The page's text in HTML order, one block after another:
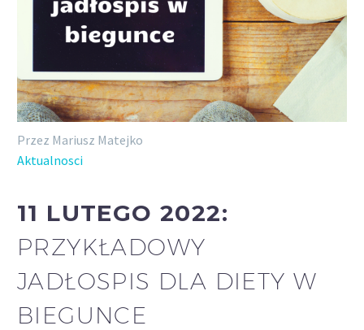
Przez Mariusz Matejko
Aktualnosci
11 LUTEGO 2022:
PRZYKŁADOWY
JADŁOSPIS DLA DIETY W
BIEGUNCE